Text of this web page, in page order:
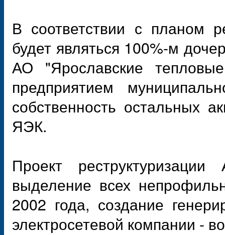
В соответствии с планом
будет являться 100%-м
АО "Ярославские
предприятием
собственность остальных
ЯЭК.
Проект
выделение всех
2002 года, создание
электросетевой компании -